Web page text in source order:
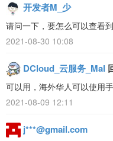
开发者M_少
请问一下，要怎么可以查看
2021-08-30 10:08
DCloud_云服务_Mal
可以用，海外华人可以使用
2021-08-09 12:11
j***@gmail.com